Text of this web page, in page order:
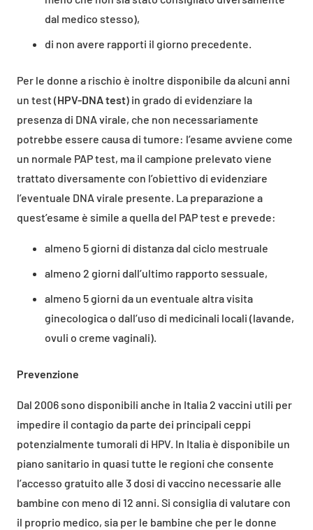
dal medico stesso),
di non avere rapporti il giorno precedente.
Per le donne a rischio è inoltre disponibile da alcuni anni
un test (HPV-DNA test) in grado di evidenziare la
presenza di DNA virale, che non necessariamente
potrebbe essere causa di tumore: l’esame avviene come
un normale PAP test, ma il campione prelevato viene
trattato diversamente con l’obiettivo di evidenziare
l’eventuale DNA virale presente. La preparazione a
quest’esame è simile a quella del PAP test e prevede:
almeno 5 giorni di distanza dal ciclo mestruale
almeno 2 giorni dall’ultimo rapporto sessuale,
almeno 5 giorni da un eventuale altra visita
ginecologica o dall’uso di medicinali locali (lavande,
ovuli o creme vaginali).
Prevenzione
Dal 2006 sono disponibili anche in Italia 2 vaccini utili per
impedire il contagio da parte dei principali ceppi
potenzialmente tumorali di HPV. In Italia è disponibile un
piano sanitario in quasi tutte le regioni che consente
l’accesso gratuito alle 3 dosi di vaccino necessarie alle
bambine con meno di 12 anni. Si consiglia di valutare con
il proprio medico, sia per le bambine che per le donne